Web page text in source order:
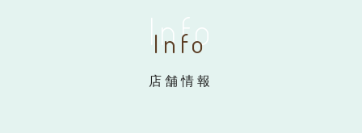
Info
Info
店舗情報